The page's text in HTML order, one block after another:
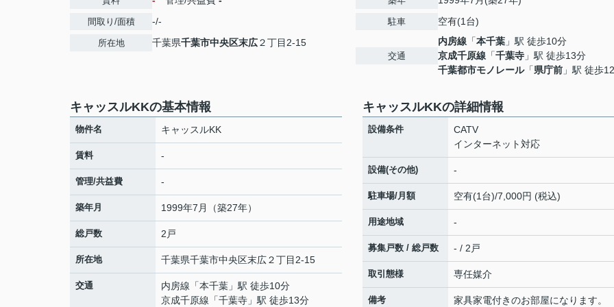
間取り/面積 -/-
所在地 千葉県千葉市中央区末広２丁目2-15
駐車 空有(1台)
交通
内房線 「本千葉 」駅 徒歩10分
京成千原線 「千葉寺 」駅 徒歩13分
千葉都市モノレール「県庁前 」駅 徒歩
キャッスルKKの基本情報
物件名 キャッスルKK
賃料 -
管理/共益費 -
築年月 1999年7月（築27年）
総戸数 2戸
所在地 千葉県千葉市中央区末広２丁目2-15
交通 内房線 「本千葉 」駅 徒歩10分
京成千原線 「千葉寺 」駅 徒歩13分
キャッスルKKの詳細情報
設備条件
CATV
インターネット対応
設備(その他) -
駐車場/月額 空有(1台)/7,000円 (税込)
用途地域 -
募集戸数 / 総戸数 - / 2戸
取引態様 専任媒介
備考 家具家電付きのお部屋になります。